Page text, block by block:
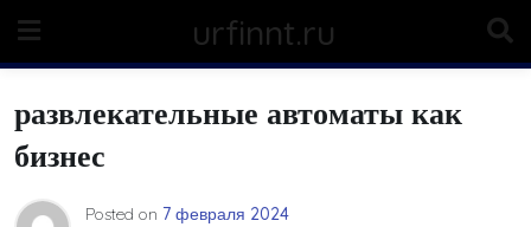
content
urfinnt.ru
развлекательные автоматы как
бизнес
Posted on 7 февраля 2024